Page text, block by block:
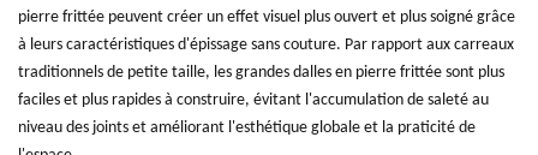
pierre frittée peuvent créer un effet visuel plus ouvert et plus soigné grâce
à leurs caractéristiques d'épissage sans couture. Par rapport aux carreaux
traditionnels de petite taille, les grandes dalles en pierre frittée sont plus
faciles et plus rapides à construire, évitant l'accumulation de saleté au
niveau des joints et améliorant l'esthétique globale et la praticité de